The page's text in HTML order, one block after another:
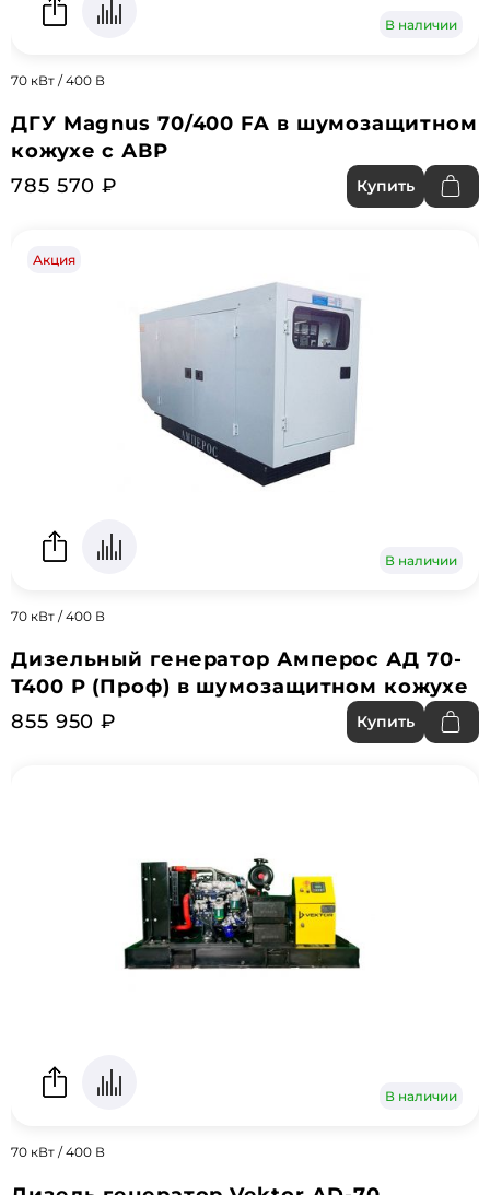
В наличии
70 кВт / 400 В
ДГУ Magnus 70/400 FA в шумозащитном
кожухе с АВР
785 570 ₽
Купить
Акция
В наличии
70 кВт / 400 В
Дизельный генератор Амперос АД 70-
Т400 P (Проф) в шумозащитном кожухе
855 950 ₽
Купить
В наличии
70 кВт / 400 В